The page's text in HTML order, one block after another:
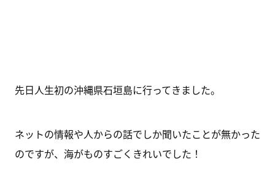
先日人生初の沖縄県石垣島に行ってきました。
ネットの情報や人からの話でしか聞いたことが無かった
のですが、海がものすごくきれいでした！